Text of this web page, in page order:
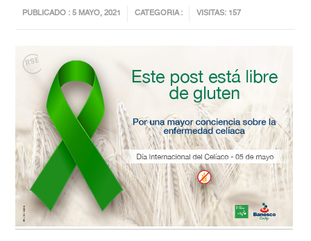
PUBLICADO : 5 MAYO, 2021 CATEGORIA : VISITAS: 157